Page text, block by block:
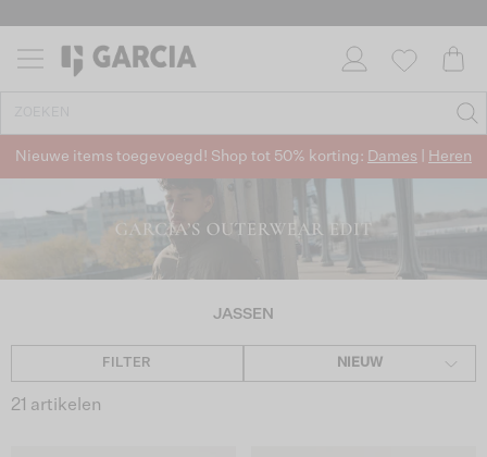
Nieuwe items toegevoegd! Shop tot 50% korting: Dames Heren
JASSEN
FILTER NIEUW
21 artikelen